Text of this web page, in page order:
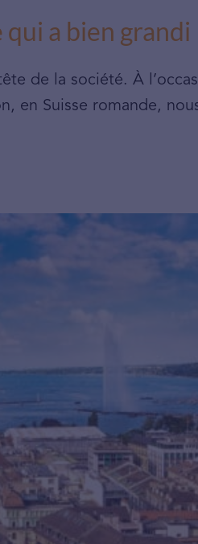
a bien grandi
de la société. À
en Suisse romande,